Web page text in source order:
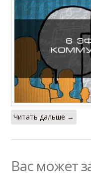
Читать дальше →
Вас может